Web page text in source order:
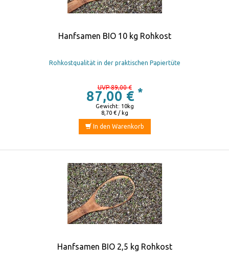
Hanfsamen BIO 10 kg Rohkost
Rohkostqualität in der praktischen Papiertüte
UVP 89,00 €
87,00 € *
8,70 € / kg
Gewicht: 10kg
In den Warenkorb
Hanfsamen BIO 2,5 kg Rohkost